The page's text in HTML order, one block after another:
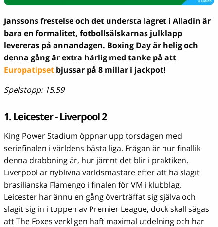
Janssons frestelse och det understa lagret i Alladin är
bara en formalitet, fotbollsälskarnas julklapp
levereras på annandagen. Boxing Day är helig och
denna gång är extra härlig med tanke på att
Europatipset bjussar på 8 millar i jackpot!
Spelstopp: 15.59
1. Leicester - Liverpool 2
King Power Stadium öppnar upp torsdagen med
seriefinalen i världens bästa liga. Frågan är hur finallik
denna drabbning är, hur jämnt det blir i praktiken.
Liverpool är nyblivna världsmästare efter att ha slagit
brasilianska Flamengo i finalen för VM i klubblag.
Leicester har ännu en gång överträffat sig själva och
slagit sig in i toppen av Premier League, dock skall sägas
att The Foxes verkligen haft maximal utdelning och har